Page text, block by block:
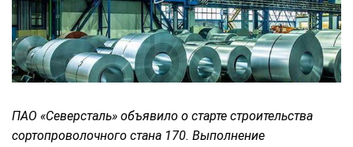
ПАО «Северсталь» объявило о старте строительства
сортопроволочного стана 170. Выполнение